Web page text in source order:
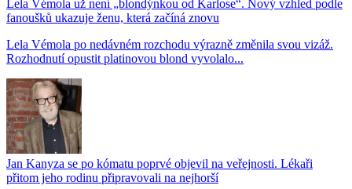
Lela Vémola už není „blondýnkou od Karlose“. Nový vzhled podle
fanoušků ukazuje ženu, která začíná znovu
Lela Vémola po nedávném rozchodu výrazně změnila svou vizáž.
Rozhodnutí opustit platinovou blond vyvolalo...
Jan Kanyza se po kómatu poprvé objevil na veřejnosti. Lékaři
přitom jeho rodinu připravovali na nejhorší